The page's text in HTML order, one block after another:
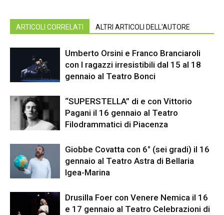
ARTICOLI CORRELATI ALTRI ARTICOLI DELL'AUTORE
Umberto Orsini e Franco Branciaroli
con I ragazzi irresistibili dal 15 al 18
gennaio al Teatro Bonci
“SUPERSTELLA” di e con Vittorio
Pagani il 16 gennaio al Teatro
Filodrammatici di Piacenza
Giobbe Covatta con 6° (sei gradi) il 16
gennaio al Teatro Astra di Bellaria
Igea-Marina
Drusilla Foer con Venere Nemica il 16
e 17 gennaio al Teatro Celebrazioni di